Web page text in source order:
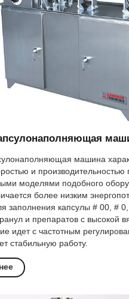
машина
и
моделями подобного
более низким
заполнения капсулы # 00, #
и препаратов с высокой
идет с частотным
стабильную работу.